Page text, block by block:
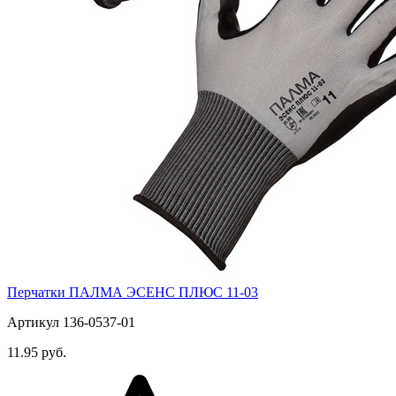
Перчатки ПАЛМА ЭСЕНС ПЛЮС 11-03
Артикул 136-0537-01
11.95 руб.